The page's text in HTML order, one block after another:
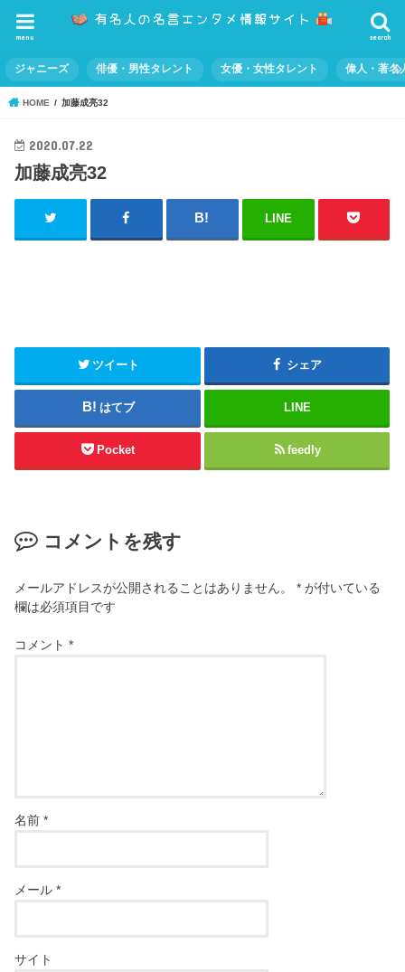
search
menu
ジャニーズ 俳優・男性タレント 女優・女性タレント 偉人・著名
HOME 加藤成亮32
2020.07.22
加藤成亮32
LINE
ツイート シェア
はてブ LINE
Pocket feedly
コメントを残す
メールアドレスが公開されることはありません。 * が付いている
欄は必須項目です
コメント*
名前*
メール*
サイト